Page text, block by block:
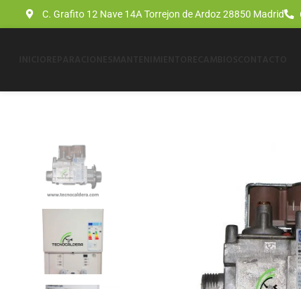
C. Grafito 12 Nave 14A Torrejon de Ardoz 28850 Madrid